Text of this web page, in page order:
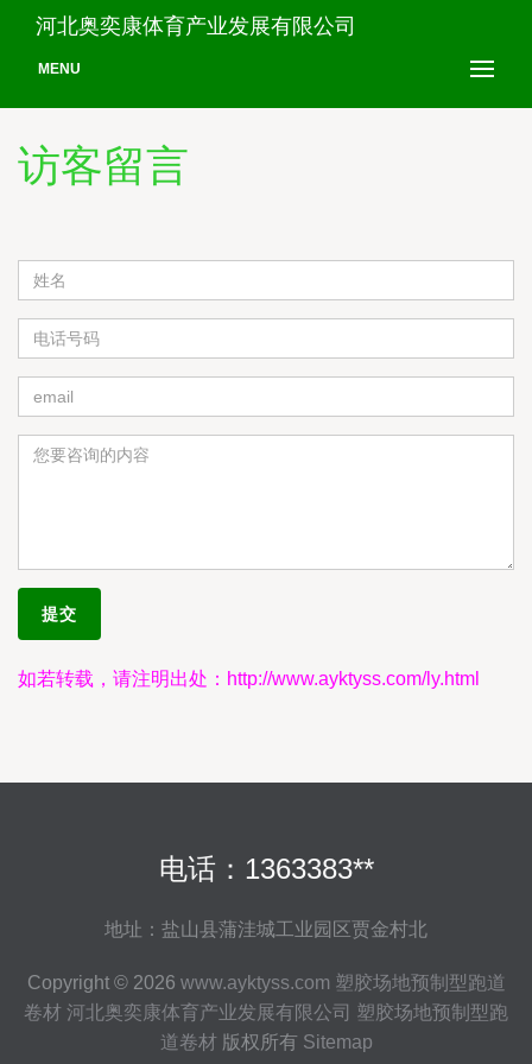
河北奥奕康体育产业发展有限公司
MENU
访客留言
如若转载，请注明出处：http://www.ayktyss.com/ly.html
电话：1363383**
地址：盐山县蒲洼城工业园区贾金村北
Copyright © 2026 www.ayktyss.com 塑胶场地预制型跑道
卷材 河北奥奕康体育产业发展有限公司 塑胶场地预制型跑
道卷材版权所有 Sitemap